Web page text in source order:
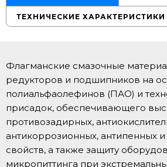
ТЕХНИЧЕСКИЕ ХАРАКТЕРИСТИКИ
Флагманские смазочные
редукторов и подшипников на
полиальфаолефинов (ПАО) и
присадок, обеспечивающего
противозадирных,
антикоррозионных, антипенных
свойств, а также защиту
микропиттинга при